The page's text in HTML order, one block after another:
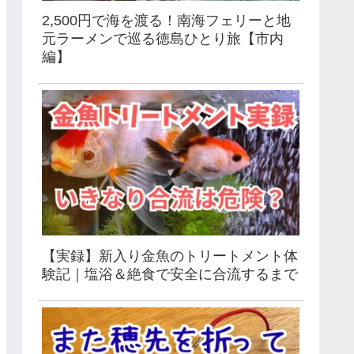
2,500円で海を渡る！南海フェリーと地
元ラーメンで巡る徳島ひとり旅【市内
編】
【実録】新入り金魚のトリートメント体
験記｜塩浴＆絶食で安全に合流するまで